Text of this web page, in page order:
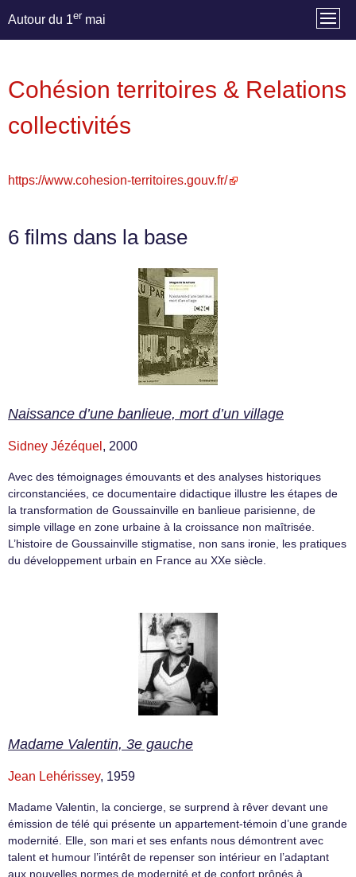
Autour du 1er mai
Cohésion territoires & Relations
collectivités
https://www.cohesion-territoires.gouv.fr/
6 films dans la base
Naissance d’une banlieue, mort d’un village
Sidney Jézéquel , 2000
Avec des témoignages émouvants et des analyses historiques
circonstanciées, ce documentaire didactique illustre les étapes de
la transformation de Goussainville en banlieue parisienne, de
simple village en zone urbaine à la croissance non maîtrisée.
L’histoire de Goussainville stigmatise, non sans ironie, les pratiques
du développement urbain en France au XXe siècle.
Madame Valentin, 3e gauche
Jean Lehérissey, 1959
Madame Valentin, la concierge, se surprend à rêver devant une
émission de télé qui présente un appartement-témoin d’une grande
modernité. Elle, son mari et ses enfants nous démontrent avec
talent et humour l’intérêt de repenser son intérieur en l’adaptant
aux nouvelles normes de modernité et de confort prônés à